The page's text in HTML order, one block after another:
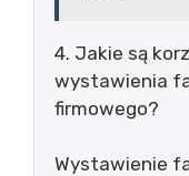
4. Jakie są
wystawienia
firmowego?
Wystawienie